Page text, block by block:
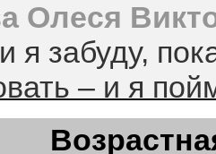
Олеся
я забуду,
– и я